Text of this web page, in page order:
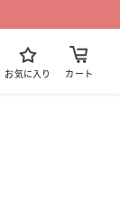
お気に入り カート